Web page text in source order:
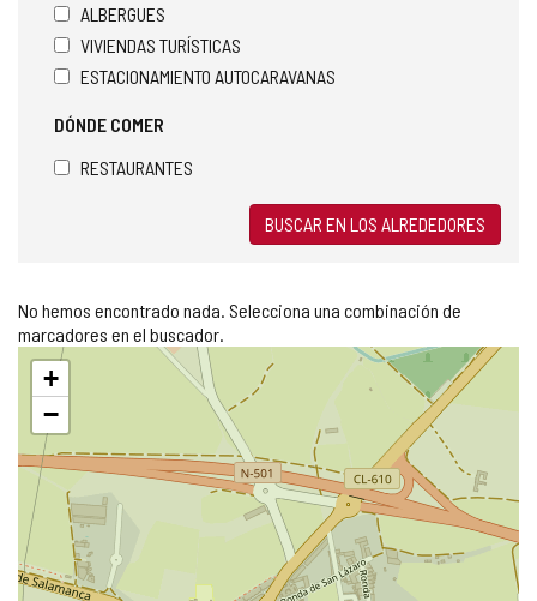
ALBERGUES
VIVIENDAS TURÍSTICAS
ESTACIONAMIENTO AUTOCARAVANAS
DÓNDE COMER
RESTAURANTES
BUSCAR EN LOS ALREDEDORES
No hemos encontrado nada. Selecciona una combinación de
marcadores en el buscador.
Saltar
mapa
+
−